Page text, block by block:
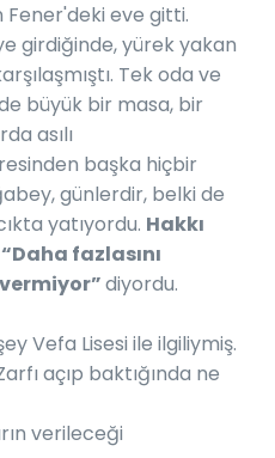
Fener'deki eve gitti.
girdiğinde, yürek yakan
Tek oda ve
büyük bir masa, bir
asılı
başka hiçbir
günlerdir, belki de
yatıyordu. Hakkı
“Daha fazlasını
diyordu.
Vefa Lisesi ile ilgiliymiş.
açıp baktığında ne
verileceği